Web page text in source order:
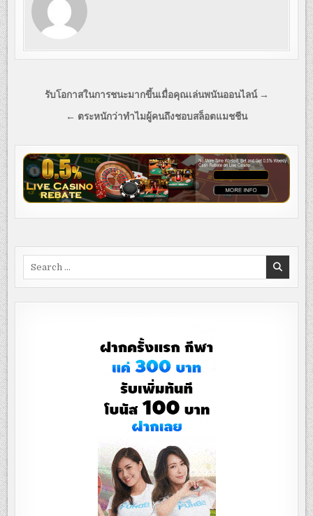
Post
navigation
รับโอกาสในการชนะมากขึ้นเมื่อคุณเล่นพนันออนไลน์ →
← ตระหนักว่าทำไมผู้คนถึงชอบสล็อตแมชชีน